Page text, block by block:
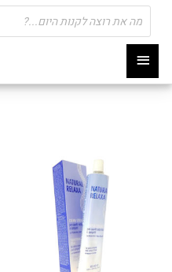
תפריט
ראשי
Products
search